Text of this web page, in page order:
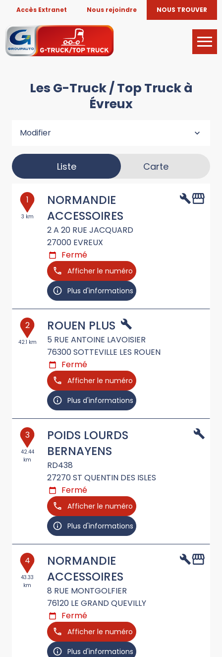
Accès Extranet Nous rejoindre NOUS TROUVER
Les G-Truck / Top Truck à
Évreux
Modifier
Liste Carte
1
3 km
NORMANDIE
ACCESSOIRES
2 A 20 RUE JACQUARD
27000 EVREUX
Fermé
Afficher le numéro
Plus d'informations
2
42.1 km
ROUEN PLUS
5 RUE ANTOINE LAVOISIER
76300SOTTEVILLE LES ROUEN
Fermé
Afficher le numéro
Plus d'informations
3
42.44
km
POIDS LOURDS
BERNAYENS
RD438
27270ST QUENTIN DES ISLES
Fermé
Afficher le numéro
Plus d'informations
4
43.33
km
NORMANDIE
ACCESSOIRES
8 RUE MONTGOLFIER
76120 LE GRAND QUEVILLY
Fermé
Afficher le numéro
Plus d'informations